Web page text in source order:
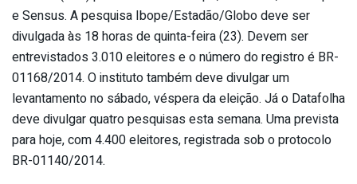
e Sensus. A pesquisa Ibope/Estadão/Globo deve ser
divulgada às 18 horas de quinta-feira (23). Devem ser
entrevistados 3.010 eleitores e o número do registro é BR-
01168/2014. O instituto também deve divulgar um
levantamento no sábado, véspera da eleição. Já o Datafolha
deve divulgar quatro pesquisas esta semana. Uma prevista
para hoje, com 4.400 eleitores, registrada sob o protocolo
BR-01140/2014.